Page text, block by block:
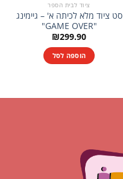
ציוד לבית הספר
סט ציוד מלא לכיתה א' – גיימינג
"GAME OVER"
₪299.90
הוספה לסל